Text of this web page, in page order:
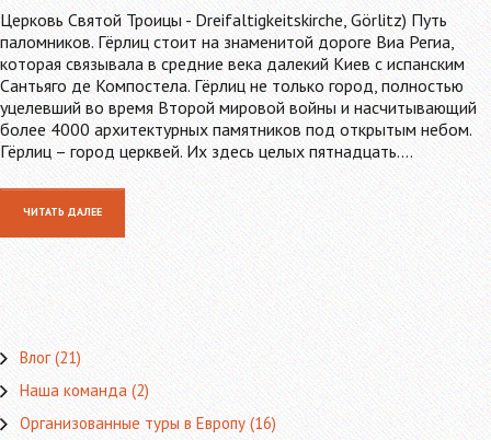
Церковь Святой Троицы - Dreifaltigkeitskirche, Görlitz) Путь
паломников. Гёрлиц стоит на знаменитой дороге Виа Региа,
которая связывала в средние века далекий Киев с испанским
Сантьяго де Компостела. Гёрлиц не только город, полностью
уцелевший во время Второй мировой войны и насчитывающий
более 4000 архитектурных памятников под открытым небом.
Гёрлиц – город церквей. Их здесь целых пятнадцать.…
ЧИТАТЬ ДАЛЕЕ
Влог(21)
Наша команда(2)
Организованные туры в Европу(16)